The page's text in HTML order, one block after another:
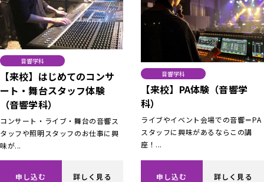
音響学科
【来校】はじめてのコンサ
ート・舞台スタッフ体験
（音響学科）
コンサート・ライブ・舞台の音響ス
タッフや照明スタッフのお仕事に興
味が...
申し込む 詳しく見る
音響学科
【来校】PA体験（音響学
科）
ライブやイベント会場での音響＝PA
スタッフに興味があるならこの講
座！...
申し込む 詳しく見る